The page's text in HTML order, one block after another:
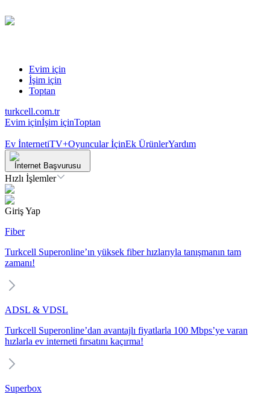
Evim için
İşim için
Toptan
turkcell.com.tr
Evim içinİşim içinToptan
Ev İnternetiTV+Oyuncular İçinEk ÜrünlerYardım
İnternet Başvurusu
Hızlı İşlemler
Giriş Yap
Fiber
Turkcell Superonline’ın yüksek fiber hızlarıyla tanışmanın tam
zamanı!
ADSL & VDSL
Turkcell Superonline’dan avantajlı fiyatlarla 100 Mbps’ye varan
hızlarla ev interneti fırsatını kaçırma!
Superbox